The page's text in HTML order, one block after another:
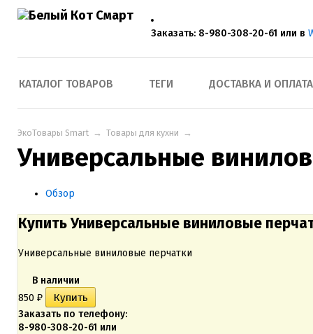
Заказать: 8-980-308-20-61 или в
КАТАЛОГ ТОВАРОВ ТЕГИ ДОСТАВКА И ОПЛАТА
ЭкоТовары Smart → Товары для кухни →
Универсальные
Обзор
Купить Универсальные виниловые
Универсальные виниловые перчатки
В наличии
850 ₽
Заказать по телефону:
8-980-308-20-61 или